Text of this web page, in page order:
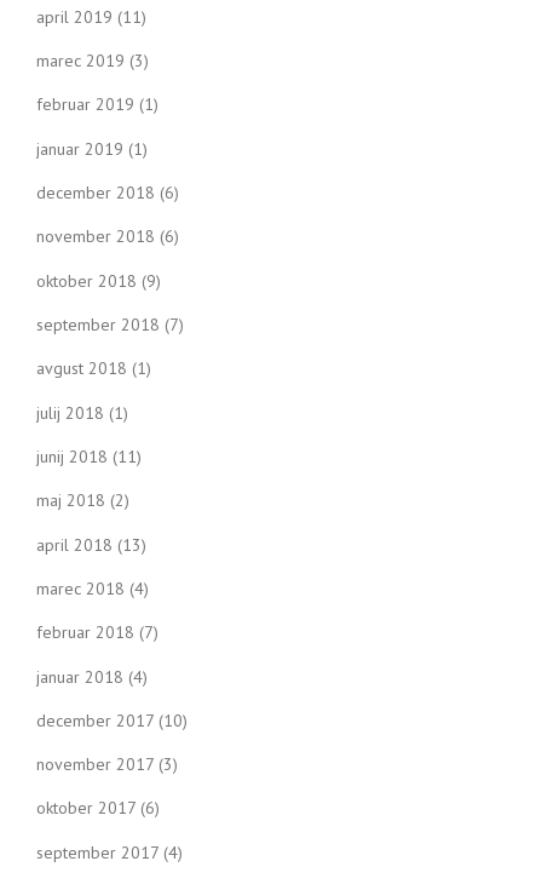
april 2019 (11)
marec 2019 (3)
februar 2019 (1)
januar 2019 (1)
december 2018 (6)
november 2018 (6)
oktober 2018 (9)
september 2018 (7)
avgust 2018 (1)
julij 2018 (1)
junij 2018 (11)
maj 2018 (2)
april 2018 (13)
marec 2018 (4)
februar 2018 (7)
januar 2018 (4)
december 2017 (10)
november 2017 (3)
oktober 2017 (6)
september 2017 (4)